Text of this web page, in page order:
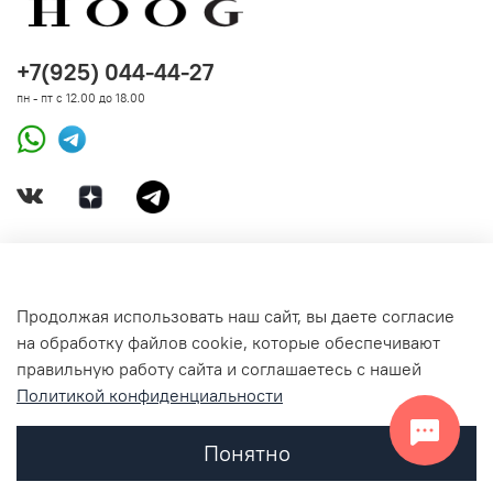
СВЯЗАТЬСЯ С НАМИ
+7(925) 044-44-27
пн - пт с 12.00 до 18.00
Продолжая использовать наш сайт, вы даете согласие
на обработку файлов cookie, которые обеспечивают
правильную работу сайта и соглашаетесь с нашей
Политикой конфиденциальности
Понятно